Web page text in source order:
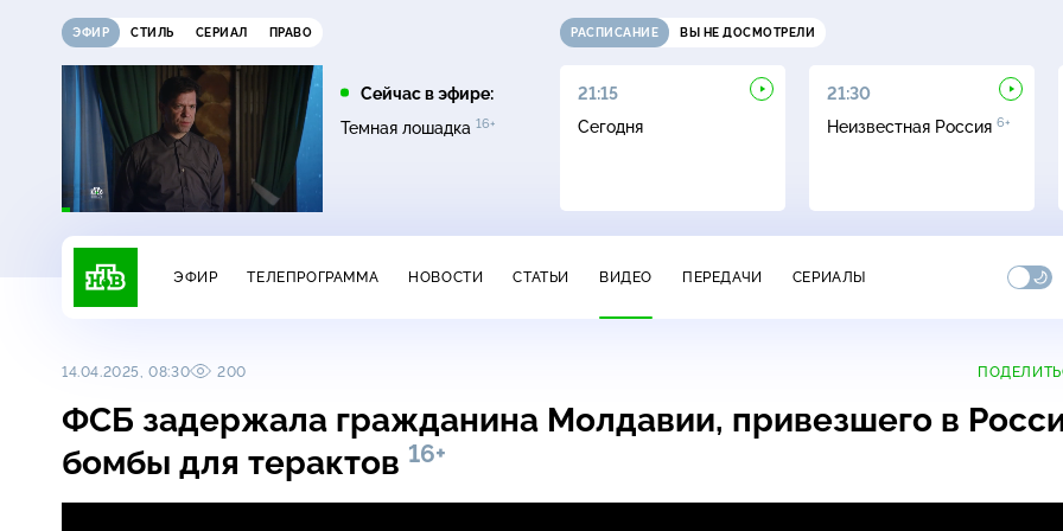
ЭФИР СТИЛЬ СЕРИАЛ ПРАВО
Сейчас в эфире:
Темная лошадка 16+
РАСПИСАНИЕ ВЫ НЕ ДОСМОТРЕЛИ
16:00
Сегодня
17:00
Невский. Чужой среди
21:15
Сегодня
21:30
Неизвестная Россия 6+
ЭФИР ТЕЛЕПРОГРАММА НОВОСТИ СТАТЬИ ВИДЕО ПЕРЕДАЧИ СЕРИАЛЫ
14.04.2025, 08:30 200
ФСБ задержала гражданина Молдавии, привезшего в
бомбы для терактов 16+